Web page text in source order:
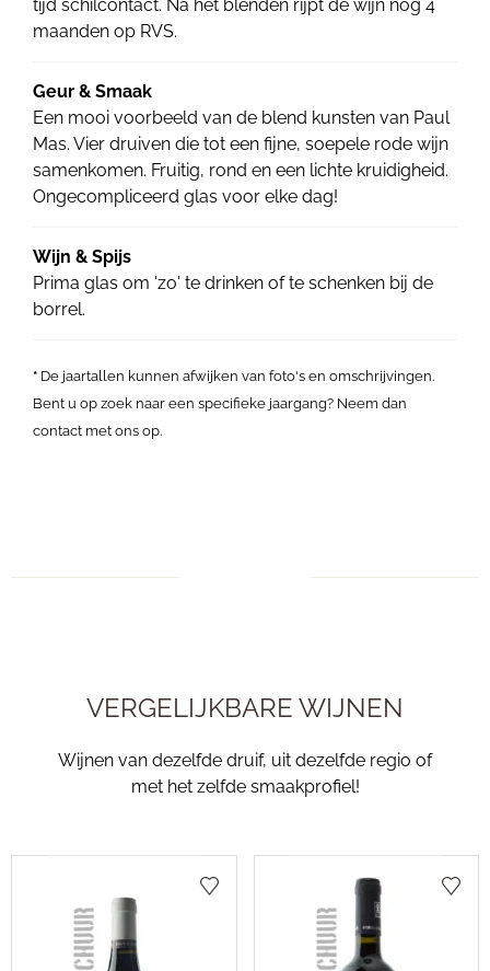
tijd schilcontact. Na het blenden rijpt de wijn nog 4
maanden op RVS.
Geur & Smaak
Een mooi voorbeeld van de blend kunsten van Paul
Mas. Vier druiven die tot een fijne, soepele rode wijn
samenkomen. Fruitig, rond en een lichte kruidigheid.
Ongecompliceerd glas voor elke dag!
Wijn & Spijs
Prima glas om 'zo' te drinken of te schenken bij de
borrel.
* De jaartallen kunnen afwijken van foto's en omschrijvingen.
Bent u op zoek naar een specifieke jaargang? Neem dan
contact met ons op.
VERGELIJKBARE WIJNEN
Wijnen van dezelfde druif, uit dezelfde regio of
met het zelfde smaakprofiel!